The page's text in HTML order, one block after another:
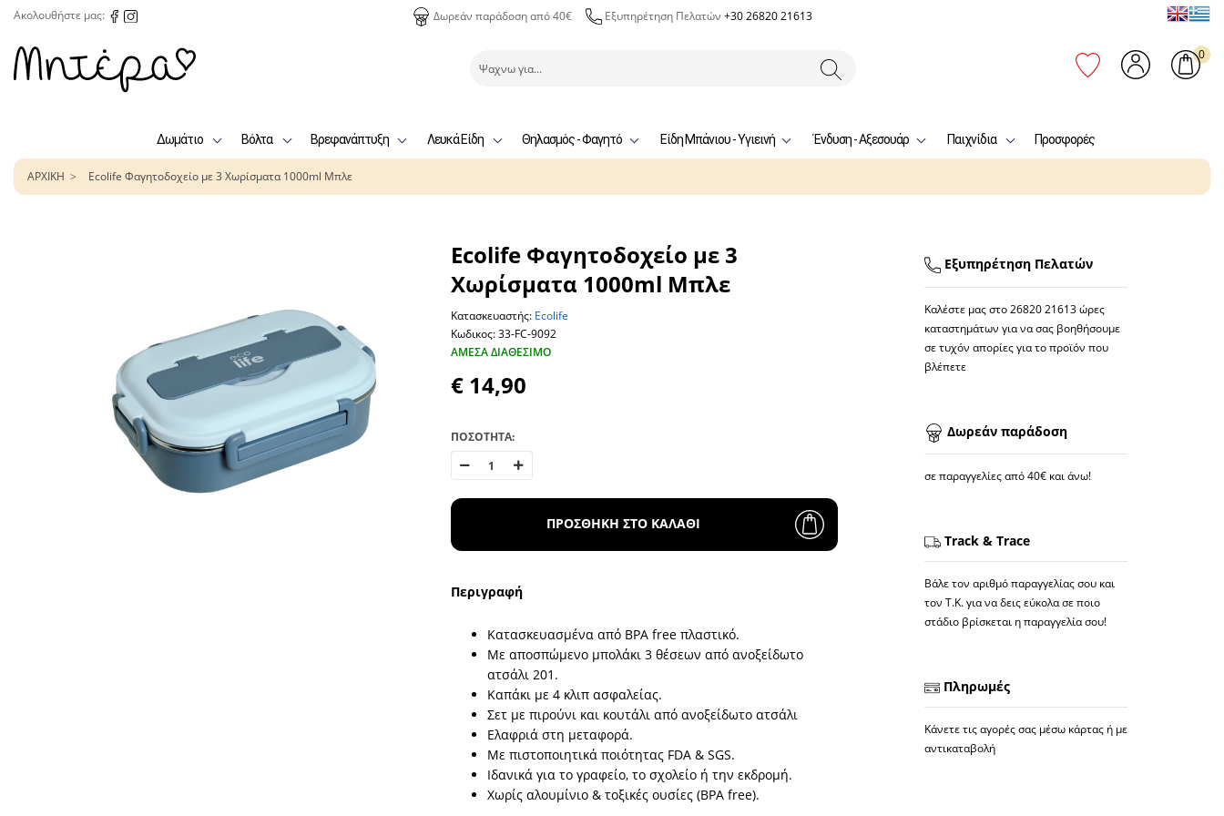
Ακολουθήστε μας: Δωρεάν παράδοση από 40€ Εξυπηρέτηση Πελατών +30 26820 21613
0
Δωμάτιο Βόλτα Βρεφανάπτυξη Λευκά Είδη Θηλασμός - Φαγητό Είδη Μπάνιου - Υγιεινή Ένδυση - Αξεσουάρ Παιχνίδια Προσφορές
ΑΡΧΙΚΗ Ecolife Φαγητοδοχείο με 3 Χωρίσματα 1000ml Μπλε
Ecolife Φαγητοδοχείο με 3
Χωρίσματα 1000ml Μπλε
Κατασκευαστής: Ecolife
Κωδικος: 33-FC-9092
ΆΜΕΣΑ ΔΙΑΘΈΣΙΜΟ
€ 14,90
ΠΟΣΟΤΗΤΑ:
ΠΡΟΣΘΗΚΗ ΣΤΟ ΚΑΛΑΘΙ
Περιγραφή
Κατασκευασμένα από BPA free πλαστικό.
Με αποσπώμενο μπολάκι 3 θέσεων από ανοξείδωτο
ατσάλι 201.
Καπάκι με 4 κλιπ ασφαλείας.
Σετ με πιρούνι και κουτάλι από ανοξείδωτο ατσάλι
Ελαφριά στη μεταφορά.
Με πιστοποιητικά ποιότητας FDA & SGS.
Ιδανικά για το γραφείο, το σχολείο ή την εκδρομή.
Χωρίς αλουμίνιο & τοξικές ουσίες (BPA free).
Εξυπηρέτηση Πελατών
Καλέστε μας στο26820 21613ώρες
καταστημάτων για να σας βοηθήσουμε
σε τυχόν απορίες για το προϊόν που
βλέπετε
Δωρεάν παράδοση
σε παραγγελίες από 40€ και άνω!
Track & Trace
Βάλε τον αριθμό παραγγελίας σου και
τον Τ.Κ. για να δεις εύκολα σε ποιο
στάδιο βρίσκεται η παραγγελία σου!
Πληρωμές
Κάνετε τις αγορές σας μέσω κάρτας ή με
αντικαταβολή